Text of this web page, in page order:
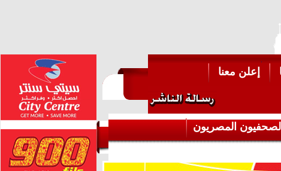
إعلن معنا
الصحفيون المصريون